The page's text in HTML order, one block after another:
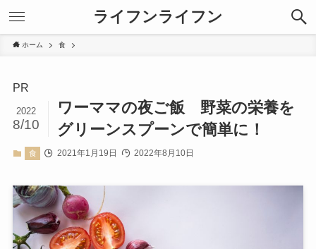
ライフンライフン
ホーム 食
PR
ワーママの夜ご飯 野菜の栄養を
グリーンスプーンで簡単に！
2022
8/10
食 2021年1月19日 2022年8月10日